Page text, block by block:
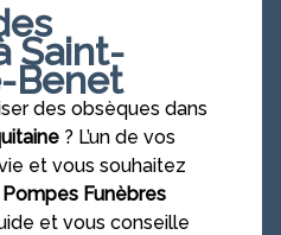
Saint-
Benet
des obsèques dans
? L’un de vos
et vous souhaitez
Pompes Funèbres
et vous conseille